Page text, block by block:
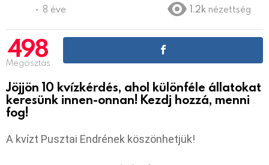
8 éve 1.2k nézettség
498
Megosztás
Jöjjön 10 kvízkérdés, ahol különféle állatokat
keresünk innen-onnan! Kezdj hozzá, menni
fog!
A kvízt Pusztai Endrének köszönhetjük!